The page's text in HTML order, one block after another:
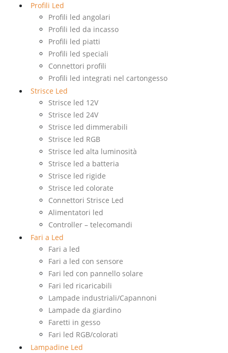
Profili Led
Profili led angolari
Profili led da incasso
Profili led piatti
Profili led speciali
Connettori profili
Profili led integrati nel cartongesso
Strisce Led
Strisce led 12V
Strisce led 24V
Strisce led dimmerabili
Strisce led RGB
Strisce led alta luminosità
Strisce led a batteria
Strisce led rigide
Strisce led colorate
Connettori Strisce Led
Alimentatori led
Controller – telecomandi
Fari a Led
Fari a led
Fari a led con sensore
Fari led con pannello solare
Fari led ricaricabili
Lampade industriali/Capannoni
Lampade da giardino
Faretti in gesso
Fari led RGB/colorati
Lampadine Led